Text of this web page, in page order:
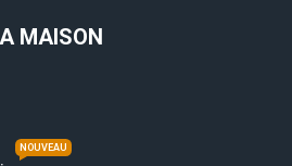
MAISON
NOUVEAU